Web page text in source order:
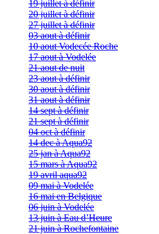
19 juillet à définir
20 juillet à définir
27 juillet à définir
03 aout à définir
10 aout Vodecée Roche
17 aout à Vodelée
21 aout de nuit
23 aout à définir
30 aout à définir
31 aout à définir
14 sept à définir
21 sept à définir
04 oct à définir
14 dec à Aqua92
25 jan à Aqua92
15 mars à Aqua92
19 avril aqua92
09 mai à Vodelée
16 mai en Belgique
06 juin à Vodelée
13 juin à Eau d’Heure
21 juin à Rochefontaine